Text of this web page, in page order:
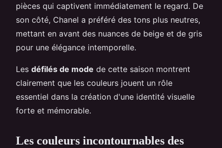
pièces qui captivent immédiatement le regard. De
son côté, Chanel a préféré des tons plus neutres,
mettant en avant des nuances de beige et de gris
pour une élégance intemporelle.
Les défilés de mode de cette saison montrent
clairement que les couleurs jouent un rôle
essentiel dans la création d'une identité visuelle
forte et mémorable.
Les couleurs incontournables des